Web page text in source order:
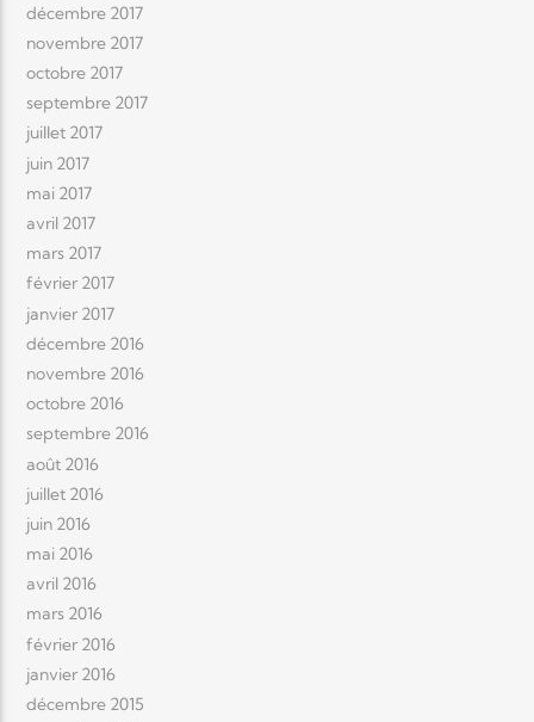
décembre 2017
novembre 2017
octobre 2017
septembre 2017
juillet 2017
juin 2017
mai 2017
avril 2017
mars 2017
février 2017
janvier 2017
décembre 2016
novembre 2016
octobre 2016
septembre 2016
août 2016
juillet 2016
juin 2016
mai 2016
avril 2016
mars 2016
février 2016
janvier 2016
décembre 2015